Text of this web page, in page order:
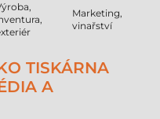
Marketing,
vinařství
TISKÁRNA
A